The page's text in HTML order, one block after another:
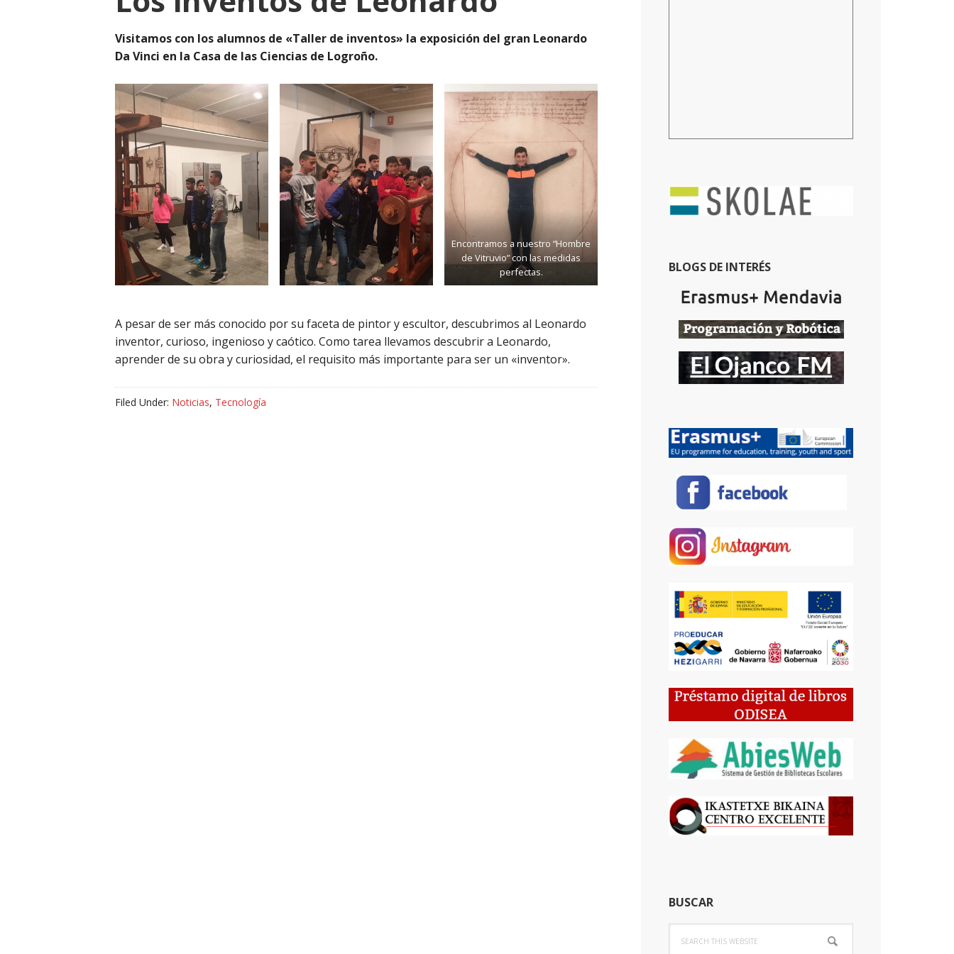
Visitamos con los alumnos de «Taller de inventos» la exposición del gran Leonardo
Da Vinci en la Casa de las Ciencias de Logroño.
Encontramos a nuestro “Hombre
de Vitruvio” con las medidas
perfectas.
A pesar de ser más conocido por su faceta de pintor y escultor, descubrimos al Leonardo
inventor, curioso, ingenioso y caótico. Como tarea llevamos descubrir a Leonardo,
aprender de su obra y curiosidad, el requisito más importante para ser un «inventor».
Filed Under: Noticias, Tecnología
BLOGS DE INTERÉS
BUSCAR
this